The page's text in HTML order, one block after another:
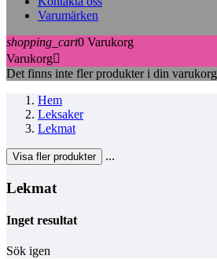
Varumärken
shopping_cart0 Varukorg
Varukorg
Det finns inte fler produkter i din varukorg
Hem
Leksaker
Lekmat
Visa fler produkter ...
Lekmat
Inget resultat
Sök igen